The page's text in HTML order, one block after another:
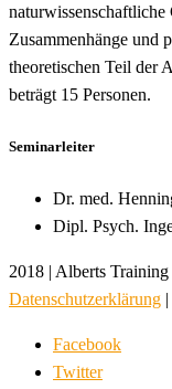
Zusammenhänge und
theoretischen Teil der
beträgt 15 Personen.
Seminarleiter
Dr. med.
Dipl. Psych.
2018 | Alberts
Datenschutzerklärung |
Facebook
Twitter